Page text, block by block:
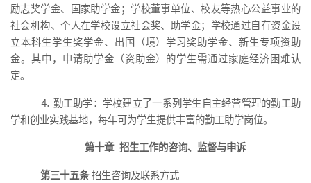
励志奖学金、国家助学金； 学校董事单位、校友等热心公益事业的
社会机构、个人在学校设立社会奖、 助学金；
学校通过自有资金设
立本科生学生奖学金、 出国（境）学习奖助学金、新生专项资助
金。 其中，申请助学金（资助金）的学生需通过家庭经济困难认
定。
⒋ 勤工助学：学校建立了一系列学生自主经营管理的勤工助
学和创业实践基地，每年可为学生提供丰富的勤工助学岗位。
第十章 招生工作的咨询、监督与申诉
第三十五条 招生咨询及联系方式